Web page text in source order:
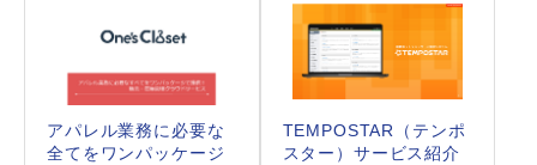
アパレル業務に必要な
全てをワンパッケージ
TEMPOSTAR（テンポ
スター）サービス紹介